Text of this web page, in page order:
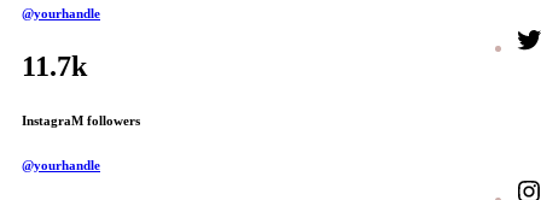
@yourhandle
11.7k
InstagraM followers
@yourhandle